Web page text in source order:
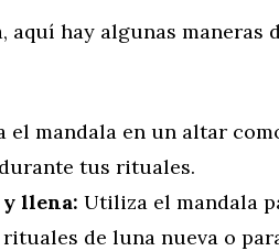
aquí hay algunas maneras
el mandala en un altar
tus rituales.
y llena: Utiliza el mandala
de luna nueva o